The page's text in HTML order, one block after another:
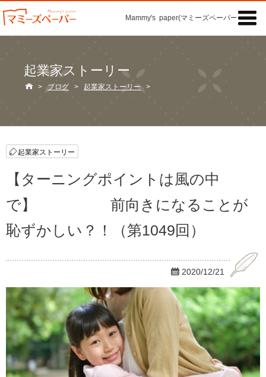
Mammy's paper(マミーズペーパー)の「記事」

起業家ストーリー
 > ブログ > 起業家ストーリー >
起業家ストーリー
【ターニングポイントは風の中
で】 前向きになることが
恥ずかしい？！（第1049回）
 2020/12/21